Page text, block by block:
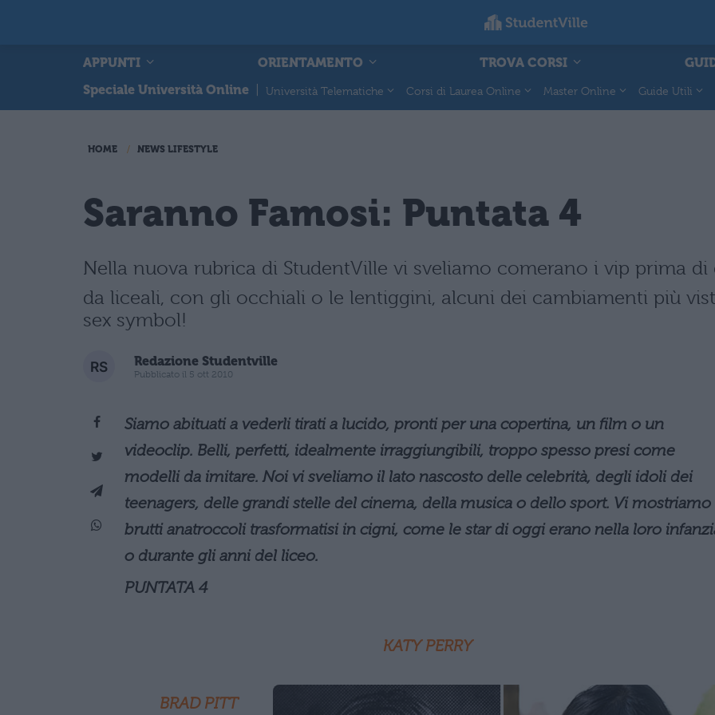
APPUNTI ORIENTAMENTO TROVA CORSI
Speciale Università Online
Università Telematiche Corsi di Laurea Online Master Online Guide Utili
HOME NEWS LIFESTYLE
Saranno Famosi: Puntata 4
Nella nuova rubrica di StudentVille vi sveliamo comerano i vip prima
da liceali, con gli occhiali o le lentiggini, alcuni dei cambiamenti più
sex symbol!
Redazione Studentville
Pubblicato il 5 ott 2010
Siamo abituati a vederli tirati a lucido, pronti per una copertina, un film o un
videoclip. Belli, perfetti, idealmente irraggiungibili, troppo spesso presi come
modelli da imitare. Noi vi sveliamo il lato nascosto delle celebrità, degli idoli dei
teenagers, delle grandi stelle del cinema, della musica o dello sport. Vi mostriamo
brutti anatroccoli trasformatisi in cigni, come le star di oggi erano nella loro
o durante gli anni del liceo.
PUNTATA 4
KATY PERRY
BRAD PITT